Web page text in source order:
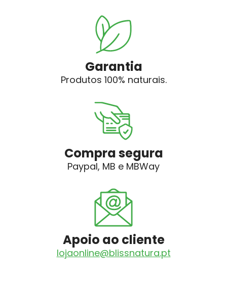
Garantia
Produtos 100% naturais.
Compra segura
Paypal, MB e MBWay
Apoio ao cliente
lojaonline@blissnatura.pt